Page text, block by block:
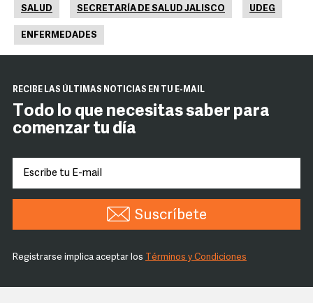
SALUD SECRETARÍA DE SALUD JALISCO UDEG
ENFERMEDADES
RECIBE LAS ÚLTIMAS NOTICIAS EN TU E-MAIL
Todo lo que necesitas saber para
comenzar tu día
Suscríbete
Registrarse implica aceptar los Términos y Condiciones